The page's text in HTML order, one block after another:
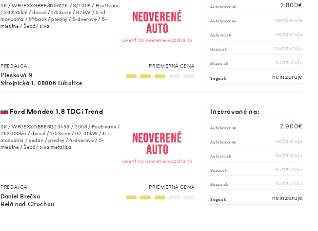
SK / WF0EXXGBBE8D06126 / 8/2008 / Používané
/ 263135km / diesel / 1753ccm / 92kW / 5-st.
manuálna / liftback / predný / 5-dverové / 5-
miestne / Šedá/ sivá
Overiť na overenie-vozidla.sk
PREDAJCA
Piesková 9
Strojnická 1, 08006 Ľubotice
PRIEMERNÁ CENA
Autobazar.sk 2 800€
Autobazar.eu neinzeruje
Autovia.sk neinzeruje
Bazar.sk neinzeruje
Bazos.sk neinzeruje
Sego.sk neinzeruje
Ford Mondeo 1.8 TDCi Trend
SK / WF0EXXGBBE8G23455 / 2008 / Používané /
262000km / diesel / 1753ccm / 92.00kW / 6-st.
manuálna / sedan / predný / 4-dverové / 5-
miestne / Šedá/ sivá metalíza
Overiť na overenie-vozidla.sk
PREDAJCA
Daniel Brečka
Belá nad Cirochou
PRIEMERNÁ CENA
Inzerované na:
Autobazar.sk 2 900€
Autobazar.eu neinzeruje
Autovia.sk neinzeruje
Bazar.sk neinzeruje
Bazos.sk neinzeruje
Sego.sk neinzeruje